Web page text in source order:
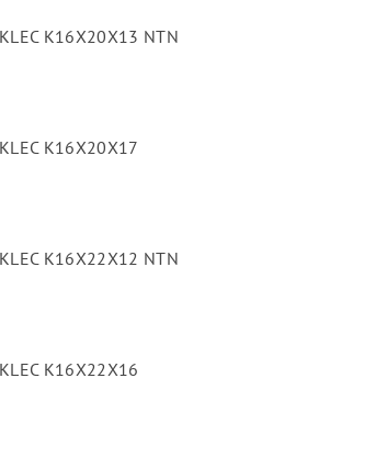
KLEC K16X20X13 NTN
K16X20X17
KLEC K16X22X12 NTN
K16X22X16